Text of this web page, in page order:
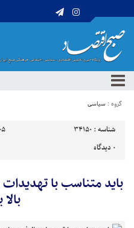
گروه : سیاسی
شناسه : 34150
05 اکتبر 2017 - 11:23
0 دیدگاه
باید متناسب با